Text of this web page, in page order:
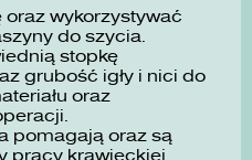
oraz wykorzystywać
do szycia.
stopkę
grubość igły i nici do
oraz
pomagają oraz są
pracy krawieckiej.